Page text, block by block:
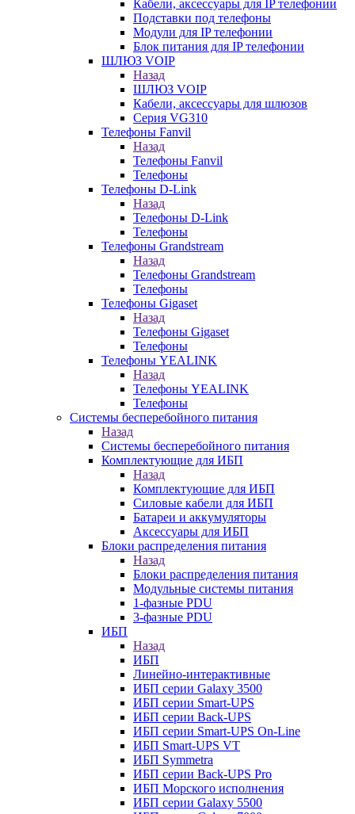
Кабели, аксессуары для IP телефонии
Подставки под телефоны
Модули для IP телефонии
Блок питания для IP телефонии
ШЛЮЗ VOIP
Назад
ШЛЮЗ VOIP
Кабели, аксессуары для шлюзов
Серия VG310
Телефоны Fanvil
Назад
Телефоны Fanvil
Телефоны
Телефоны D-Link
Назад
Телефоны D-Link
Телефоны
Телефоны Grandstream
Назад
Телефоны Grandstream
Телефоны
Телефоны Gigaset
Назад
Телефоны Gigaset
Телефоны
Телефоны YEALINK
Назад
Телефоны YEALINK
Телефоны
Системы бесперебойного питания
Назад
Системы бесперебойного питания
Комплектующие для ИБП
Назад
Комплектующие для ИБП
Силовые кабели для ИБП
Батареи и аккумуляторы
Аксессуары для ИБП
Блоки распределения питания
Назад
Блоки распределения питания
Модульные системы питания
1-фазные PDU
3-фазные PDU
ИБП
Назад
ИБП
Линейно-интерактивные
ИБП серии Galaxy 3500
ИБП серии Smart-UPS
ИБП серии Back-UPS
ИБП серии Smart-UPS On-Line
ИБП Smart-UPS VT
ИБП Symmetra
ИБП серии Back-UPS Pro
ИБП Морского исполнения
ИБП серии Galaxy 5500